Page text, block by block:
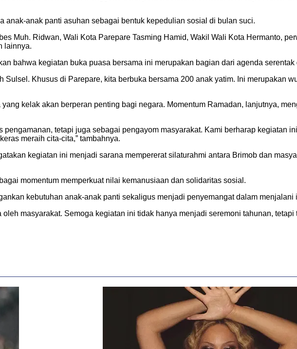
anak-anak panti asuhan sebagai bentuk kepedulian sosial di bulan suci.
Muh. Ridwan, Wali Kota Parepare Tasming Hamid, Wakil Wali Kota Hermanto,
lainnya.
bahwa kegiatan buka puasa bersama ini merupakan bagian dari agenda
Khusus di Parepare, kita berbuka bersama 200 anak yatim. Ini merupakan
kelak akan berperan penting bagi negara. Momentum Ramadan, lanjutnya,
tetapi juga sebagai pengayom masyarakat. Kami berharap kegiatan
meraih cita-cita,” tambahnya.
kegiatan ini menjadi sarana mempererat silaturahmi antara Brimob dan
momentum memperkuat nilai kemanusiaan dan solidaritas sosial.
kebutuhan anak-anak panti sekaligus menjadi penyemangat dalam menjalani
masyarakat. Semoga kegiatan ini tidak hanya menjadi seremoni tahunan,